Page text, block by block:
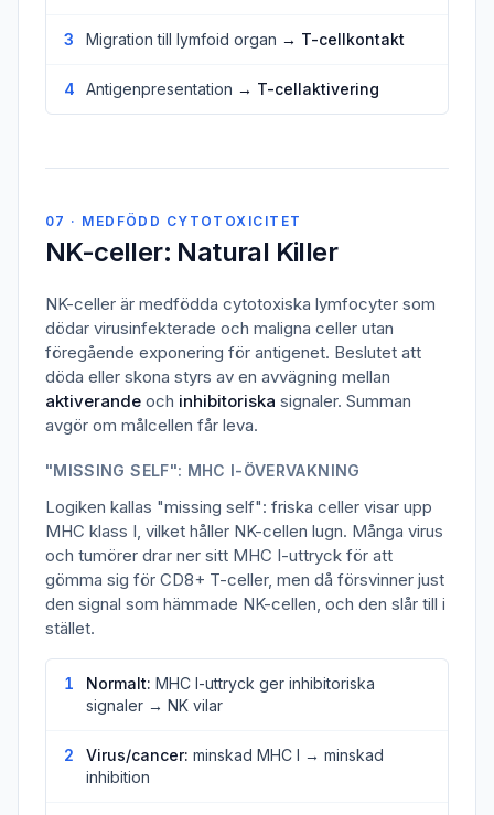
3 Migration till lymfoid organ → T-cellkontakt
4 Antigenpresentation → T-cellaktivering
07 · MEDFÖDD CYTOTOXICITET
NK-celler: Natural Killer
NK-celler är medfödda cytotoxiska lymfocyter som
dödar virusinfekterade och maligna celler utan
föregående exponering för antigenet. Beslutet att
döda eller skona styrs av en avvägning mellan
aktiverande och inhibitoriska signaler. Summan
avgör om målcellen får leva.
"MISSING SELF": MHC I-ÖVERVAKNING
Logiken kallas "missing self": friska celler visar upp
MHC klass I, vilket håller NK-cellen lugn. Många virus
och tumörer drar ner sitt MHC I-uttryck för att
gömma sig för CD8+ T-celler, men då försvinner just
den signal som hämmade NK-cellen, och den slår till i
stället.
1 Normalt: MHC I-uttryck ger inhibitoriska
signaler → NK vilar
2 Virus/cancer: minskad MHC I → minskad
inhibition